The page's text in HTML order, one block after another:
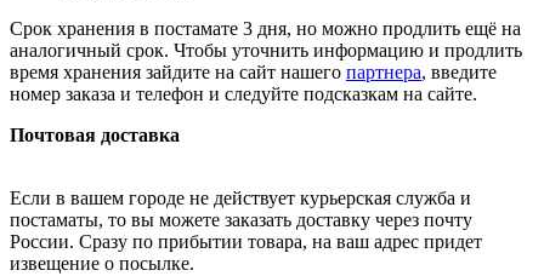
Срок хранения в постамате 3 дня, но можно продлить ещё на
аналогичный срок. Чтобы уточнить информацию и продлить
время хранения зайдите на сайт нашего партнера, введите
номер заказа и телефон и следуйте подсказкам на сайте.
Почтовая доставка
Если в вашем городе не действует курьерская служба и
постаматы, то вы можете заказать доставку через почту
России. Сразу по прибытии товара, на ваш адрес придет
извещение о посылке.